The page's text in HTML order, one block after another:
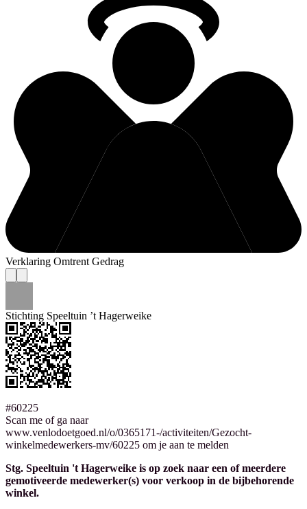
Verklaring Omtrent Gedrag
Stichting Speeltuin ’t Hagerweike
#60225
Scan me of ga naar
www.venlodoetgoed.nl/o/0365171-/activiteiten/Gezocht-
winkelmedewerkers-mv/60225 om je aan te melden
Stg. Speeltuin 't Hagerweike is op zoek naar een of meerdere
gemotiveerde medewerker(s) voor verkoop in de bijbehorende
winkel.